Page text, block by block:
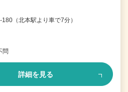
（北本駅より車で7分）
問
詳細を見る